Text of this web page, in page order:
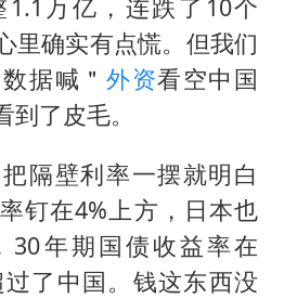
胡彦斌韩磊 谁帮谁
胡彦斌获《歌手2026》歌王
我国外贸延续良好增长态势
胜宏科技：股票交易异常波动
夯实基础开新局
万亿，连跌了10个
里确实有点慌。但我们
据喊＂ 外资看空中国
到了皮毛。
隔壁利率一摆就明白
钉在4%上方，日本也
30年期国债收益率在
了中国。钱这东西没